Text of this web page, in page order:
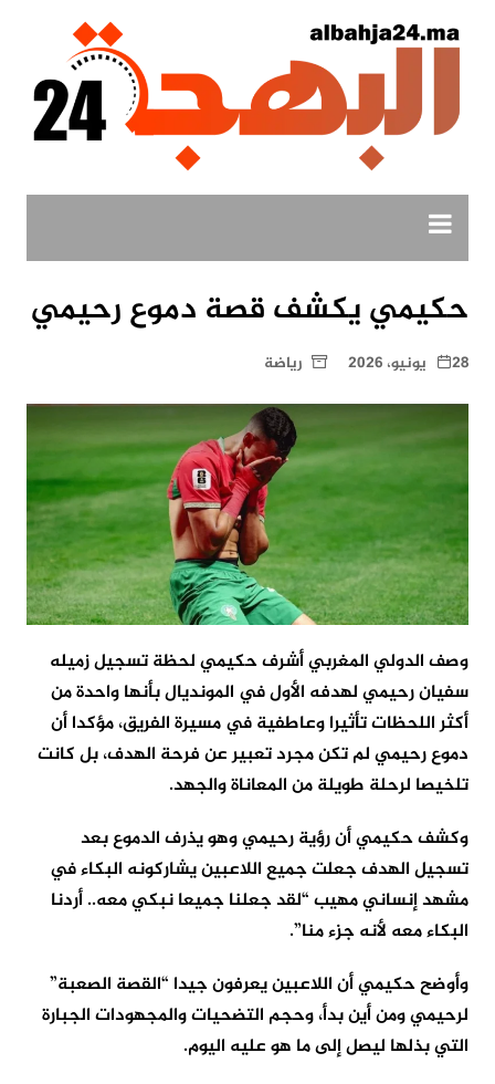
حكيمي يكشف قصة دموع رحيمي
28 يونيو، 2026 رياضة
وصف الدولي المغربي أشرف حكيمي لحظة تسجيل زميله
سفيان رحيمي لهدفه الأول في المونديال بأنها واحدة من
أكثر اللحظات تأثيرا وعاطفية في مسيرة الفريق، مؤكدا أن
دموع رحيمي لم تكن مجرد تعبير عن فرحة الهدف، بل كانت
تلخيصا لرحلة طويلة من المعاناة والجهد.
وكشف حكيمي أن رؤية رحيمي وهو يذرف الدموع بعد
تسجيل الهدف جعلت جميع اللاعبين يشاركونه البكاء في
مشهد إنساني مهيب “لقد جعلنا جميعا نبكي معه.. أردنا
البكاء معه لأنه جزء منا”.
وأوضح حكيمي أن اللاعبين يعرفون جيدا “القصة الصعبة”
لرحيمي ومن أين بدأ، وحجم التضحيات والمجهودات الجبارة
التي بذلها ليصل إلى ما هو عليه اليوم.